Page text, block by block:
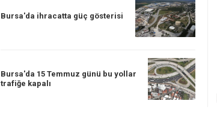
Bursa'da ihracatta güç gösterisi
Bursa'da 15 Temmuz günü bu yollar
trafiğe kapalı